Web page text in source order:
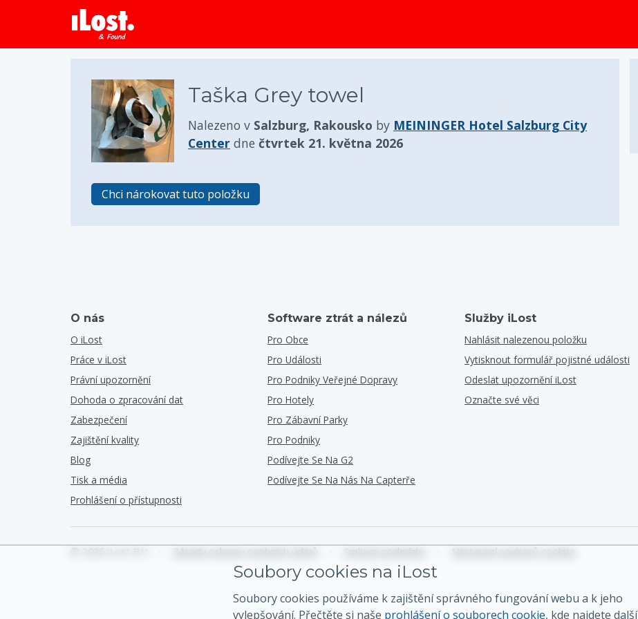
Taška Grey towel
Nalezeno v Salzburg, Rakousko by MEININGER Hotel Salzburg City
Center dne čtvrtek 21. května 2026
Chci nárokovat tuto položku
O nás
O iLost
Práce v iLost
Právní upozornění
Dohoda o zpracování dat
Zabezpečení
Zajištění kvality
Blog
Tisk a média
Prohlášení o přístupnosti
Software ztrát a nálezů
Pro Obce
Pro Události
Pro Podniky Veřejné Dopravy
Pro Hotely
Pro Zábavní Parky
Pro Podniky
Podívejte Se Na G2
Podívejte Se Na Nás Na Capterře
Služby iLost
Nahlásit nalezenou položku
Vytisknout formulář pojistné události
Odeslat upozornění iLost
Označte své věci
© 2026 iLost B.V. Zásady ochrany osobních údajů Smluvní podmínky Nastavení souborů cookies
Soubory cookies na iLost
Soubory cookies používáme k zajištění správného fungování webu a k jeho
vylepšování. Přečtěte si naše prohlášení o souborech cookie, kde najdete další